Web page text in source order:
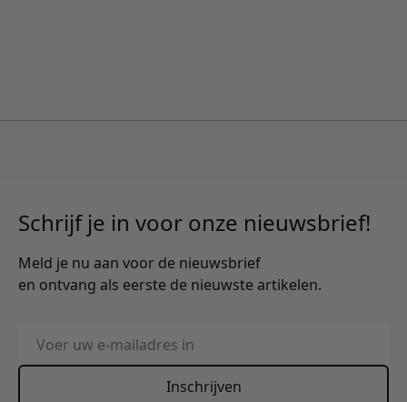
Schrijf je in voor onze nieuwsbrief!
Meld je nu aan voor de nieuwsbrief
en ontvang als eerste de nieuwste artikelen.
E-mailadres
Inschrijven